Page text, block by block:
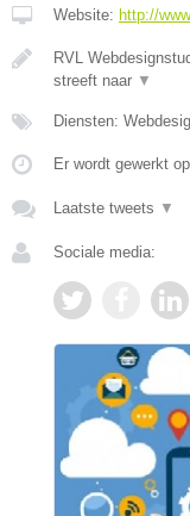
Website: http://
RVL
streeft naar ▼
Diensten:
Er wordt gewerkt
Laatste tweets ▼
Sociale media: